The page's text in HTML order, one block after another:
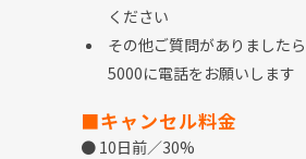
ください
その他ご質問がありました
5000に電話をお願いします
■キャンセル料金
● 10日前／30%